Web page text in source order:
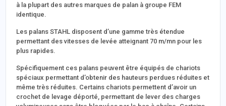
à la plupart des autres marques de palan à groupe FEM
identique.
Les palans STAHL disposent d’une gamme très étendue
permettant des vitesses de levée atteignant 70 m/mn pour les
plus rapides.
Spécifiquement ces palans peuvent être équipés de chariots
spéciaux permettant d’obtenir des hauteurs perdues réduites et
même très réduites. Certains chariots permettent d’avoir un
crochet de levage déporté, permettant de lever des charges